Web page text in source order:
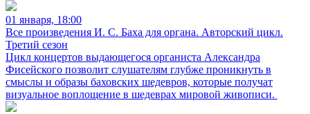
01 января, 18:00
Все произведения И. С. Баха для органа. Авторский цикл.
Третий сезон
Цикл концертов выдающегося органиста Александра
Фисейского позволит слушателям глубже проникнуть в
смыслы и образы баховских шедевров, которые получат
визуальное воплощение в шедеврах мировой живописи.